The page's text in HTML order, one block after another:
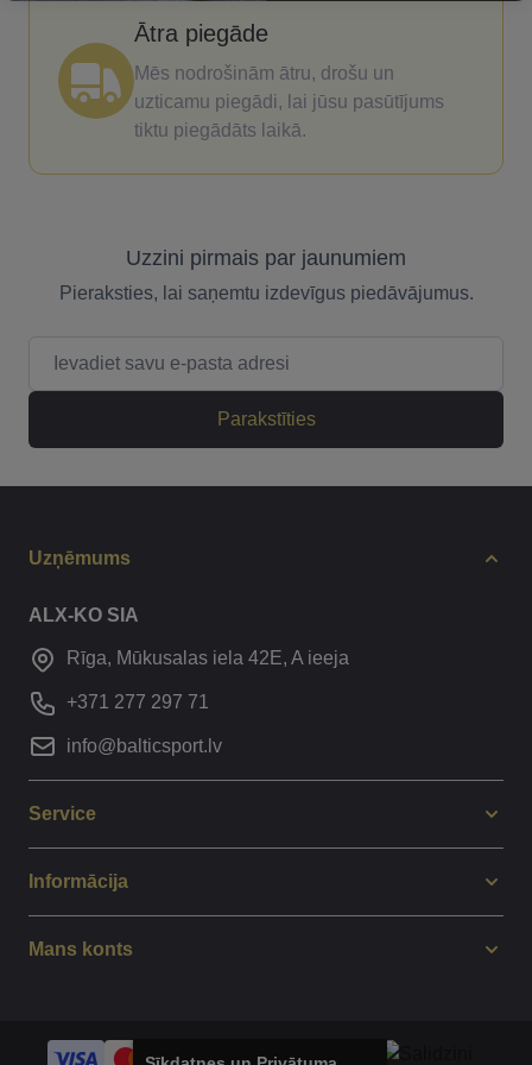
Ātra piegāde
Mēs nodrošinām ātru, drošu un
uzticamu piegādi, lai jūsu pasūtījums
tiktu piegādāts laikā.
Uzzini pirmais par jaunumiem
Pieraksties, lai saņemtu izdevīgus piedāvājumus.
Parakstīties
Uzņēmums
ALX-KO SIA
Rīga, Mūkusalas iela 42E, A ieeja
+371 277 297 71
info@balticsport.lv
Service
Informācija
Mans konts